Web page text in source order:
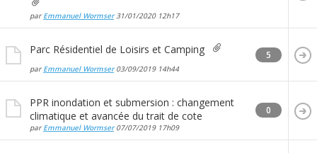
par Emmanuel Wormser31/01/2020 12h17
Parc Résidentiel de Loisirs et Camping
par Emmanuel Wormser03/09/2019 14h44
5
PPR inondation et submersion : changement
climatique et avancée du trait de cote
par Emmanuel Wormser07/07/2019 17h09
0